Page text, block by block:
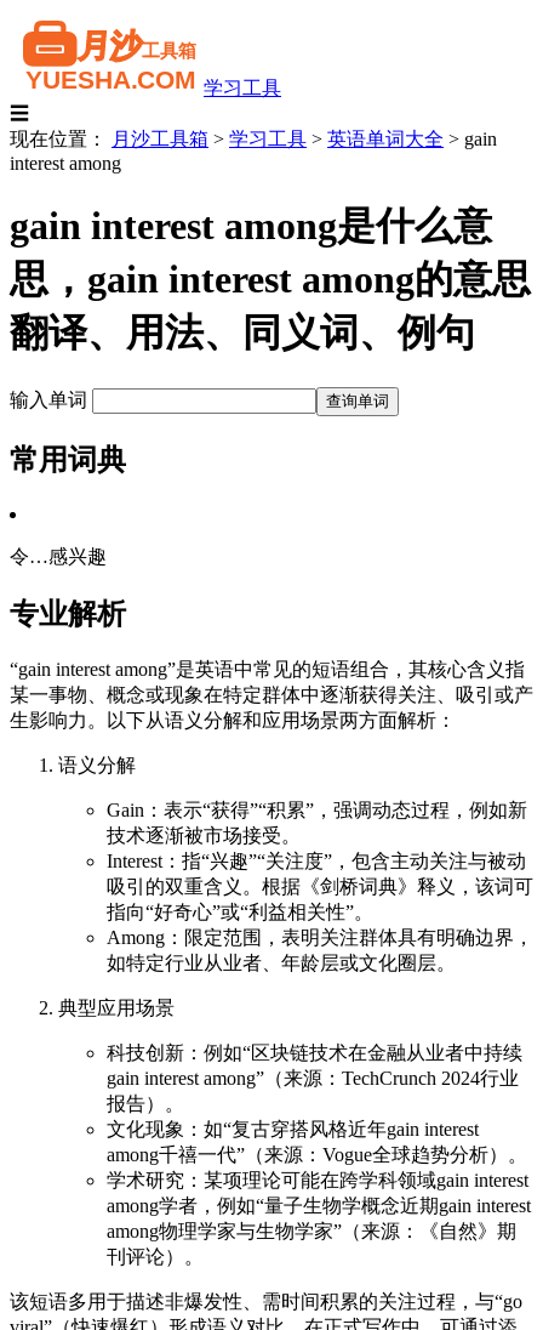
学习工具
☰
现在位置：
月沙工具箱 > 学习工具 > 英语单词大全 > gain
interest among
gain interest among是什么意
思，gain interest among的意思
翻译、用法、同义词、例句
输入单词
常用词典
令…感兴趣
专业解析
“gain interest among”是英语中常见的短语组合，其核心含义指
某一事物、概念或现象在特定群体中逐渐获得关注、吸引或产
生影响力。以下从语义分解和应用场景两方面解析：
语义分解
Gain：表示“获得”“积累”，强调动态过程，例如新
技术逐渐被市场接受。
Interest：指“兴趣”“关注度”，包含主动关注与被动
吸引的双重含义。根据《剑桥词典》释义，该词可
指向“好奇心”或“利益相关性”。
Among：限定范围，表明关注群体具有明确边界，
如特定行业从业者、年龄层或文化圈层。
典型应用场景
科技创新：例如“区块链技术在金融从业者中持续
gain interest among”（来源：TechCrunch 2024行业
报告）。
文化现象：如“复古穿搭风格近年gain interest
among千禧一代”（来源：Vogue全球趋势分析）。
学术研究：某项理论可能在跨学科领域gain interest
among学者，例如“量子生物学概念近期gain interest
among物理学家与生物学家”（来源：《自然》期
刊评论）。
该短语多用于描述非爆发性、需时间积累的关注过程，与“go